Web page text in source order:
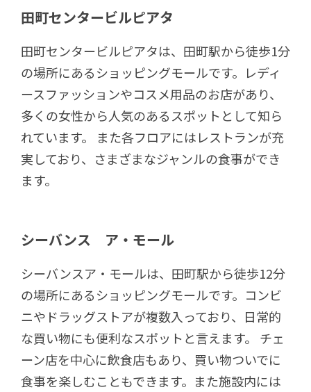
田町センタービルピアタ
田町センタービルピアタは、田町駅から徒歩1分
の場所にあるショッピングモールです。レディ
ースファッションやコスメ用品のお店があり、
多くの女性から人気のあるスポットとして知ら
れています。 また各フロアにはレストランが充
実しており、さまざまなジャンルの食事ができ
ます。
シーバンス ア・モール
シーバンスア・モールは、田町駅から徒歩12分
の場所にあるショッピングモールです。コンビ
ニやドラッグストアが複数入っており、日常的
な買い物にも便利なスポットと言えます。 チェ
ーン店を中心に飲食店もあり、買い物ついでに
食事を楽しむこともできます。また施設内には